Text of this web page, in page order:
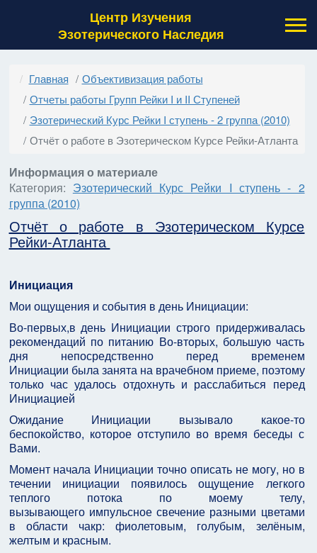
Центр Изучения
Эзотерического Наследия
Главная
Объективизация работы
Отчеты работы Групп Рейки I и II Ступеней
Эзотерический Курс Рейки I ступень - 2 группа (2010)
Отчёт о работе в Эзотерическом Курсе Рейки-Атланта
Информация о материале
Категория: Эзотерический Курс Рейки I ступень - 2
группа (2010)
Отчёт о работе в Эзотерическом Курсе
Рейки-Атланта
Инициация
Мои ощущения и события в день Инициации:
Во-первых,в день Инициации строго придерживалась
рекомендаций по питанию Во-вторых, большую часть
дня непосредственно перед временем
Инициации была занята на врачебном приеме, поэтому
только час удалось отдохнуть и расслабиться перед
Инициацией
Ожидание Инициации вызывало какое-то
беспокойство, которое отступило во время беседы с
Вами.
Момент начала Инициации точно описать не могу, но в
течении инициации появилось ощущение легкого
теплого потока по моему телу,
вызывающего импульсное свечение разными цветами
в области чакр: фиолетовым, голубым, зелёным,
желтым и красным.